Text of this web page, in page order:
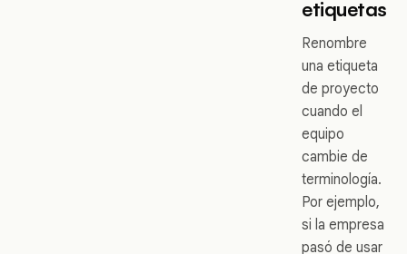
etiquetas
Renombre
una etiqueta
de proyecto
cuando el
equipo
cambie de
terminología.
Por ejemplo,
si la empresa
pasó de usar